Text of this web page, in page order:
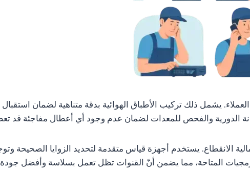
يشمل ذلك تركيب الأطباق الهوائية بدقة متناهية لضمان
الدورية والفحص للمعدات لضمان عدم وجود أي أعطال مفاجئة قد
يستخدم أجهزة قياس متقدمة لتحديد الزوايا الصحيحة
المتاحة، مما يضمن أنّ القنوات تظل تعمل بسلاسة وأفضل